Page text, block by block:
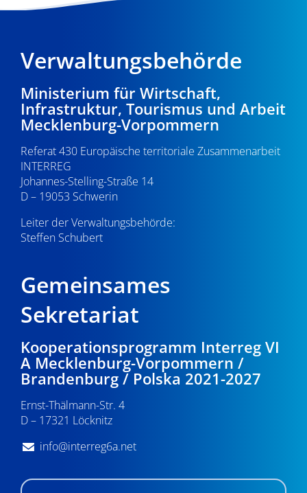
Verwaltungsbehörde
Ministerium für Wirtschaft,
Infrastruktur, Tourismus und Arbeit
Mecklenburg-Vorpommern
Referat 430 Europäische territoriale Zusammenarbeit
INTERREG
Johannes-Stelling-Straße 14
D – 19053 Schwerin
Leiter der Verwaltungsbehörde:
Steffen Schubert
Gemeinsames
Sekretariat
Kooperationsprogramm Interreg VI
A Mecklenburg-Vorpommern /
Brandenburg / Polska 2021-2027
Ernst-Thälmann-Str. 4
D – 17321 Löcknitz
info@interreg6a.net